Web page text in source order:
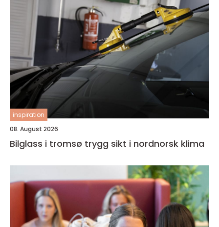
inspiration
08. August 2026
Bilglass i tromsø trygg sikt i nordnorsk klima